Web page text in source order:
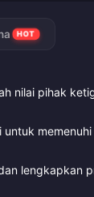
HOT
nilai pihak
lengkapkan